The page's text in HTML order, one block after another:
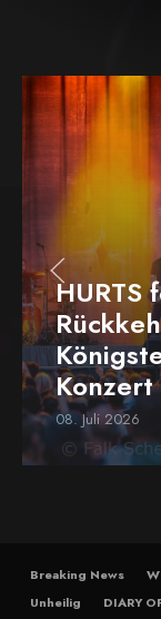
HURTS
08. Juli 2026
Breaking News
Unheilig
DIARY